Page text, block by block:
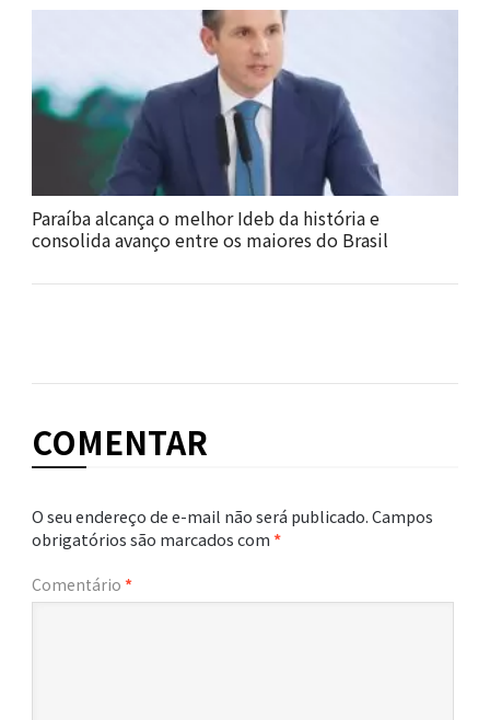
Paraíba alcança o melhor Ideb da história e
consolida avanço entre os maiores do Brasil
COMENTAR
O seu endereço de e-mail não será publicado.Campos
obrigatórios são marcados com*
Comentário *